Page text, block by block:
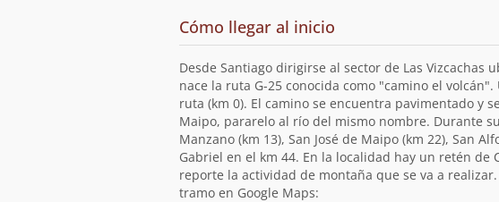
Cómo llegar al iniciode
la
ruta
Desde Santiago dirigirse al sector de Las
nace la ruta G-25 conocida como "camino el
ruta (km 0). El camino se encuentra pavimentado y
Maipo, pararelo al río del mismo nombre. Durante
Manzano (km 13), San José de Maipo (km 22), San
Gabriel en el km 44. En la localidad hay un retén
reporte la actividad de montaña que se va a
tramo en Google Maps: